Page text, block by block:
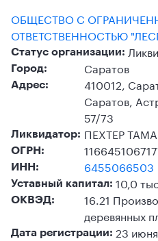
ОБЩЕСТВО С
ОТВЕТСТВЕННОСТЬЮ
Статус организации:
Город: Саратов
Адрес:
410012,
Саратов,
57/73
Ликвидатор: ПЕХТЕР
ОГРН:
ИНН: 6455066503
Уставный капитал: 10,0
ОКВЭД:
16.21
деревянных
Дата регистрации: 23